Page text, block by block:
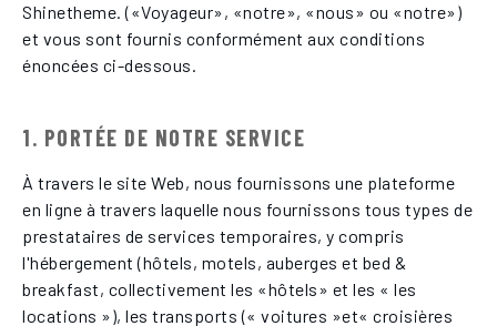
Shinetheme. («Voyageur», «notre», «nous» ou «notre»)
et vous sont fournis conformément aux conditions
énoncées ci-dessous.
1. PORTÉE DE NOTRE SERVICE
À travers le site Web, nous fournissons une plateforme
en ligne à travers laquelle nous fournissons tous types de
prestataires de services temporaires, y compris
l'hébergement (hôtels, motels, auberges et bed &
breakfast, collectivement les «hôtels» et les « les
locations »), les transports (« voitures »et« croisières